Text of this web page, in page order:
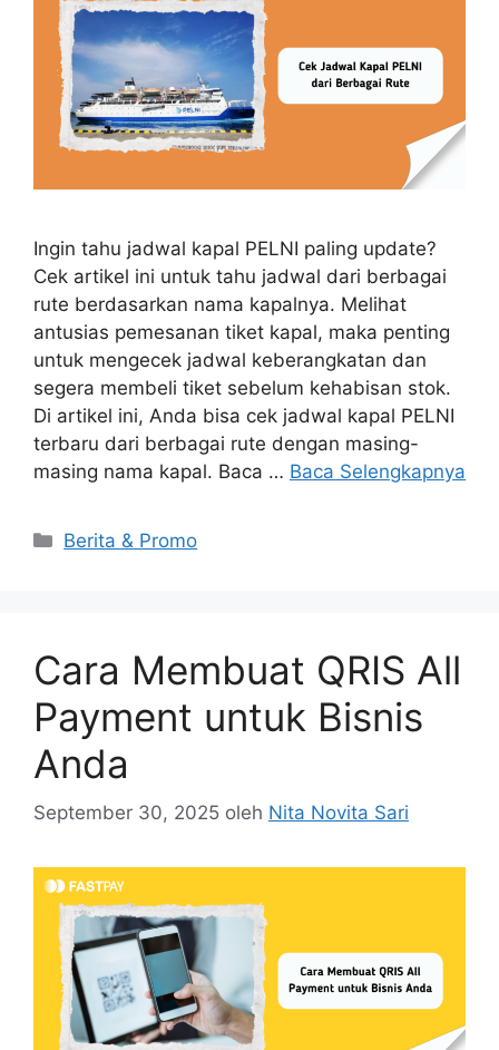
Ingin tahu jadwal kapal PELNI paling update?
Cek artikel ini untuk tahu jadwal dari berbagai
rute berdasarkan nama kapalnya. Melihat
antusias pemesanan tiket kapal, maka penting
untuk mengecek jadwal keberangkatan dan
segera membeli tiket sebelum kehabisan stok.
Di artikel ini, Anda bisa cek jadwal kapal PELNI
terbaru dari berbagai rute dengan masing-
masing nama kapal. Baca … Baca Selengkapnya
Berita & Promo
Cara Membuat QRIS All
Payment untuk Bisnis
Anda
September 30, 2025 oleh Nita Novita Sari